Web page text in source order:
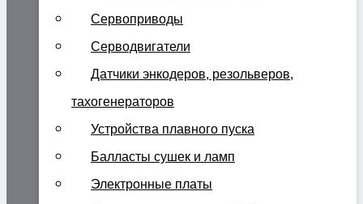
Сервоприводы
Серводвигатели
Датчики энкодеров, резольверов,
тахогенераторов
Устройства плавного пуска
Балласты сушек и ламп
Электронные платы